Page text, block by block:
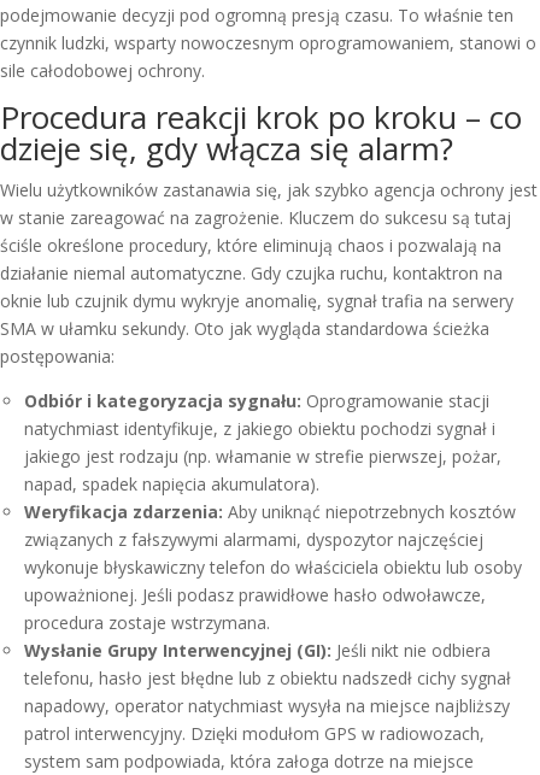
podejmowanie decyzji pod ogromną presją czasu. To właśnie ten
czynnik ludzki, wsparty nowoczesnym oprogramowaniem, stanowi o
sile całodobowej ochrony.
Procedura reakcji krok po kroku – co
dzieje się, gdy włącza się alarm?
Wielu użytkowników zastanawia się, jak szybko agencja ochrony jest
w stanie zareagować na zagrożenie. Kluczem do sukcesu są tutaj
ściśle określone procedury, które eliminują chaos i pozwalają na
działanie niemal automatyczne. Gdy czujka ruchu, kontaktron na
oknie lub czujnik dymu wykryje anomalię, sygnał trafia na serwery
SMA w ułamku sekundy. Oto jak wygląda standardowa ścieżka
postępowania:
Odbiór i kategoryzacja sygnału: Oprogramowanie stacji
natychmiast identyfikuje, z jakiego obiektu pochodzi sygnał i
jakiego jest rodzaju (np. włamanie w strefie pierwszej, pożar,
napad, spadek napięcia akumulatora).
Weryfikacja zdarzenia: Aby uniknąć niepotrzebnych kosztów
związanych z fałszywymi alarmami, dyspozytor najczęściej
wykonuje błyskawiczny telefon do właściciela obiektu lub osoby
upoważnionej. Jeśli podasz prawidłowe hasło odwoławcze,
procedura zostaje wstrzymana.
Wysłanie Grupy Interwencyjnej (GI): Jeśli nikt nie odbiera
telefonu, hasło jest błędne lub z obiektu nadszedł cichy sygnał
napadowy, operator natychmiast wysyła na miejsce najbliższy
patrol interwencyjny. Dzięki modułom GPS w radiowozach,
system sam podpowiada, która załoga dotrze na miejsce